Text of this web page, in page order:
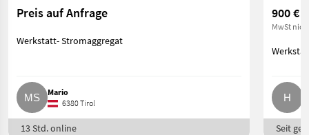
Preis auf Anfrage
Werkstatt- Stromaggregat
Mario
6380 Tirol
13 Std. online
900 €
MwSt
Seit